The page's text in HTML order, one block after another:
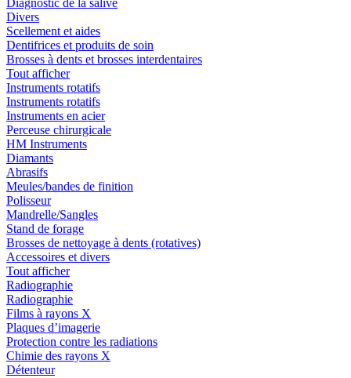
Diagnostic de la salive
Divers
Scellement et aides
Dentifrices et produits de soin
Brosses à dents et brosses interdentaires
Tout afficher
Instruments rotatifs
Instruments rotatifs
Instruments en acier
Perceuse chirurgicale
HM Instruments
Diamants
Abrasifs
Meules/bandes de finition
Polisseur
Mandrelle/Sangles
Stand de forage
Brosses de nettoyage à dents (rotatives)
Accessoires et divers
Tout afficher
Radiographie
Radiographie
Films à rayons X
Plaques d’imagerie
Protection contre les radiations
Chimie des rayons X
Détenteur